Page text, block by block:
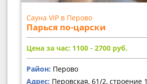
Сауна VIP в Перово
Парься по-царски
Цена за час: 1100 - 2700 руб.
Район: Перово
Адрес: Перовская, 61/2, строение 1